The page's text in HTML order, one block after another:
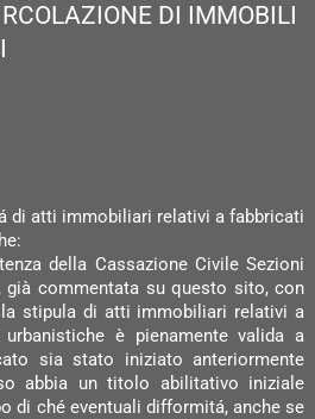
DI IMMOBILI
di atti immobiliari relativi a fabbricati
della Cassazione Civile Sezioni
già commentata su questo sito, con
stipula di atti immobiliari relativi a
è pienamente valida a
sia stato iniziato anteriormente
abbia un titolo abilitativo iniziale
di ché eventuali difformitá, anche se